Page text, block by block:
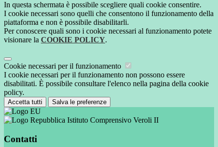
In questa schermata è possibile scegliere quali cookie consentire.
I cookie necessari sono quelli che consentono il funzionamento della
piattaforma e non è possibile disabilitarli.
Per conoscere quali sono i cookie necessari al funzionamento potete
visionare la COOKIE POLICY.
Cookie necessari per il funzionamento
I cookie necessari per il funzionamento non possono essere
disabilitati. È possibile consultare l'elenco nella pagina della cookie
policy.
Accetta tutti Salva le preferenze
Istituto Comprensivo Veroli II
Contatti